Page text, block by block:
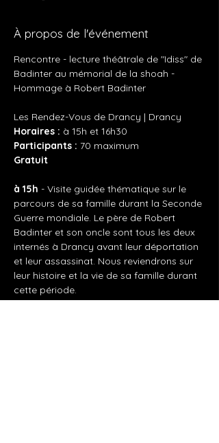
À propos de l'événement
Rencontre - lecture théâtrale de "Idiss" de
Badinter au mémorial de la shoah -
Hommage à Robert Badinter
Les Rendez-Vous de Drancy | Drancy
Horaires : à 15h et 16h30
Participants : 70 maximum
Gratuit
à 15h - Visite guidée thématique sur le
parcours de sa famille durant la Seconde
Guerre mondiale. Le père de Robert
Badinter et son oncle sont tous les deux
internés à Drancy avant leur déportation
et leur assassinat. Nous reviendrons sur
leur histoire et la vie de sa famille durant
cette période.